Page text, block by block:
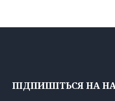
ПІДПИШІТЬСЯ НА